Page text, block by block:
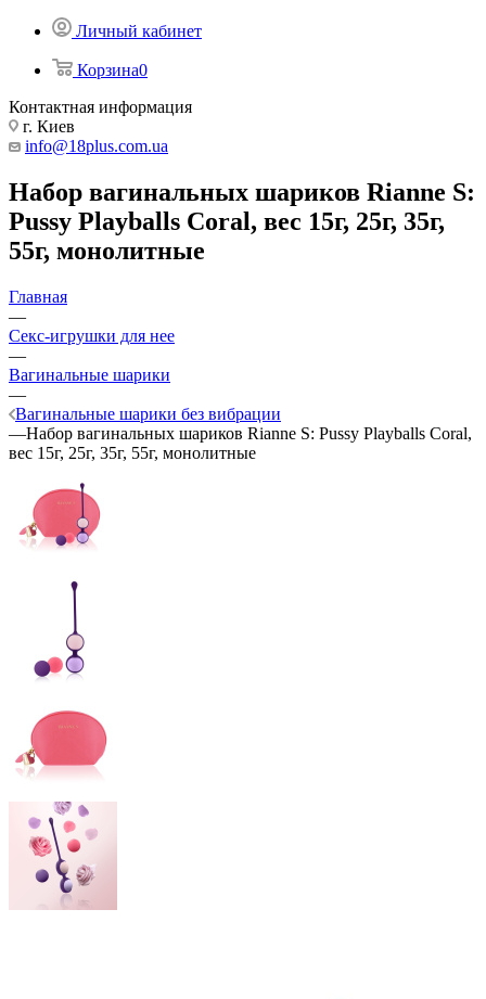
Личный кабинет
Корзина0
Контактная информация
г. Киев
info@18plus.com.ua
Набор вагинальных шариков Rianne S:
Pussy Playballs Coral, вес 15г, 25г, 35г,
55г, монолитные
Главная
—
Секс-игрушки для нее
—
Вагинальные шарики
—
Вагинальные шарики без вибрации
—Набор вагинальных шариков Rianne S: Pussy Playballs Coral,
вес 15г, 25г, 35г, 55г, монолитные